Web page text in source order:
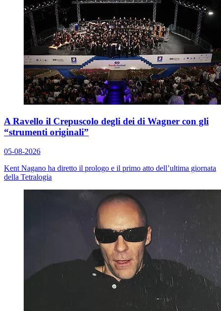
A Ravello il Crepuscolo degli dei di Wagner con gli
“strumenti originali”
05-08-2026
Kent Nagano ha diretto il prologo e il primo atto dell’ultima giornata
della Tetralogia